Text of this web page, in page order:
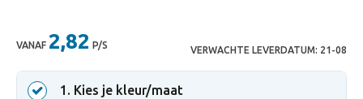
VANAF 2,82 P/S VERWACHTE LEVERDATUM: 21-08
1 . Kies je kleur/maat